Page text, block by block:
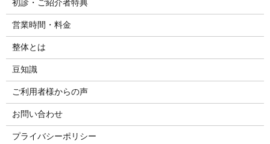
初診・ご紹介者特典
営業時間・料金
整体とは
豆知識
ご利用者様からの声
お問い合わせ
プライバシーポリシー